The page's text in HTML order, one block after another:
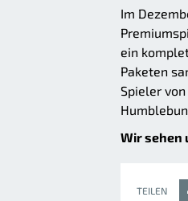
Im
ein
Paketen
Spieler
Wir sehen
TEILEN